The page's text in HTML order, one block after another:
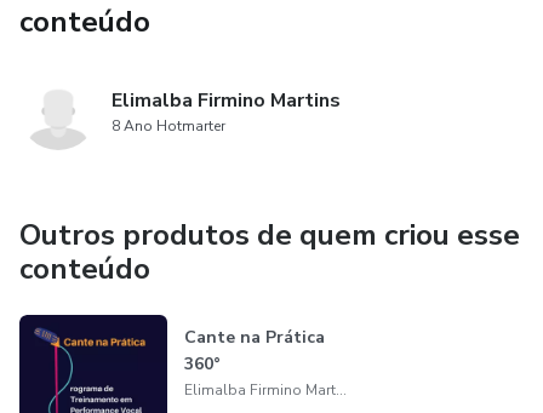
conteúdo
Elimalba Firmino Martins
8 Ano Hotmarter
Outros produtos de quem criou esse
conteúdo
Cante na Prática
360°
Elimalba Firmino Martins